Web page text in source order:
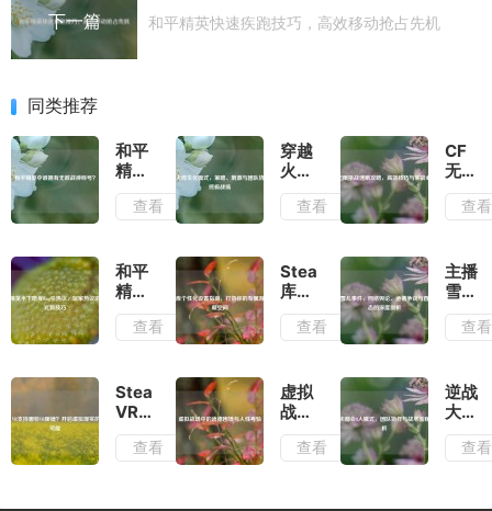
下一篇 和平精英快速疾跑技巧，高效移动抢占先机
同类推荐
和平
精英
中谁
拥有
称
号？
查看
穿越
火线
生化
略、
刺激
队协
作的
战场
查看
CF
无限
挑战
速刷
高效
技巧
战心
得
查看
和平
精英
水下
隐身
议，
玩家
游泳
模式
查看
Steam
库个
性化
设置
打造
你的
游戏
收藏
查看
主播
雪儿
事
件，
论、
道德
与直
播生
查看
Steam
VR
支持
哪些
查看
虚拟
战场
中的
道德
查看
逆战
大都
会8
人模
查看